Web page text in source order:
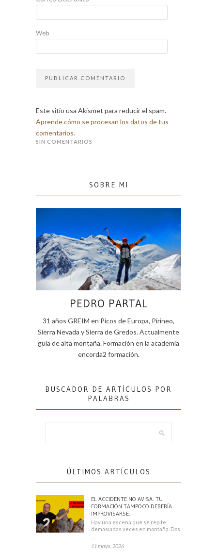
Web
Este sitio usa Akismet para reducir el spam.
Aprende cómo se procesan los datos de tus
comentarios.
SIN COMENTARIOS
SOBRE MI
PEDRO PARTAL
31 años GREIM en Picos de Europa, Pirineo,
Sierra Nevada y Sierra de Gredos. Actualmente
guía de alta montaña. Formación en la academia
encorda2 formación.
BUSCADOR DE ARTÍCULOS POR
PALABRAS
ÚLTIMOS ARTÍCULOS
EL ACCIDENTE NO AVISA. TU
FORMACIÓN TAMPOCO DEBERÍA
IMPROVISARSE.
Hay una escena que se repite
demasiadas veces en montaña. Dos
11 mayo, 2026